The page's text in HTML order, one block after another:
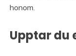
honom.
Upptar du